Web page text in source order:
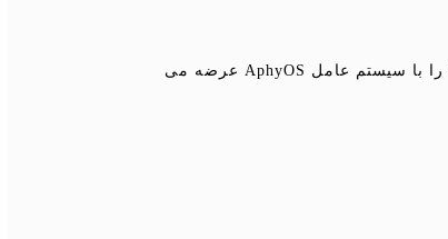
به گزارش مدل کودک به نقل از خبرگزاری مشرق به نقل از گیزموچاینا، شرکت سوئیسی «پونکت» گوشی هوشمند MC۰۳ را با سیستم عامل AphyOS عرضه می